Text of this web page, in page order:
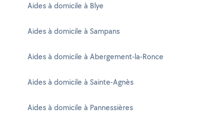
Aides à domicile à Blye
Aides à domicile à Sampans
Aides à domicile à Abergement-la-Ronce
Aides à domicile à Sainte-Agnès
Aides à domicile à Pannessières